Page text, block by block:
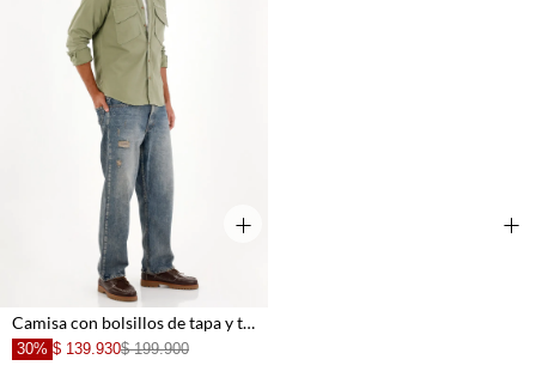
+
Camisa con bolsillos de tapa y teñido overdye para hombre
30% $ 139.930$ 199.900
+